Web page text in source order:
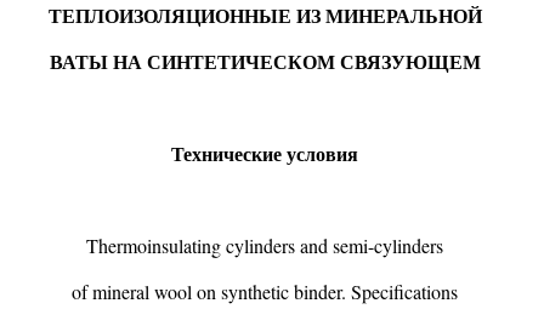
ТЕПЛОИЗОЛЯЦИОННЫЕ ИЗ МИНЕРАЛЬНОЙ
ВАТЫ НА СИНТЕТИЧЕСКОМ СВЯЗУЮЩЕМ
Технические условия
Thermoinsulating cylinders and semi-cylinders
of mineral wool on synthetic binder. Specifications